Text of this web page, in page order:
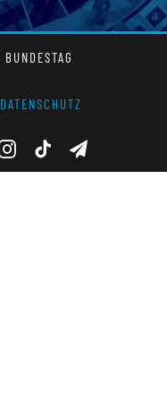
DATENSCHUTZ